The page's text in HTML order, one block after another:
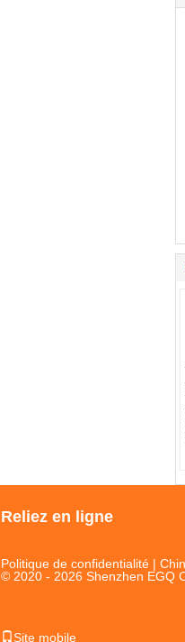
Reliez en ligne
Politique de confidentialité |
© 2020 - 2026 Shenzhen EGQ
Site mobile